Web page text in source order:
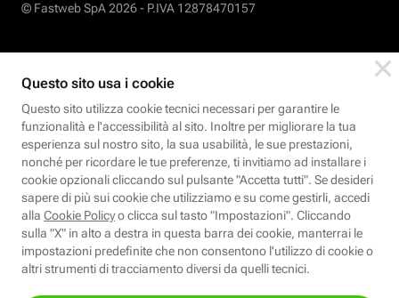
© Fastweb SpA 2026 - P.IVA 12878470157